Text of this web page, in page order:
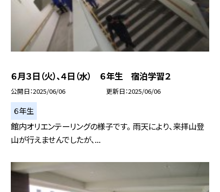
６月３日（火）、４日（水） ６年生 宿泊学習２
公開日 2025/06/06 更新日 2025/06/06
６年生
館内オリエンテーリングの様子です。 雨天により、来拝山登
山が行えませんでしたが、...